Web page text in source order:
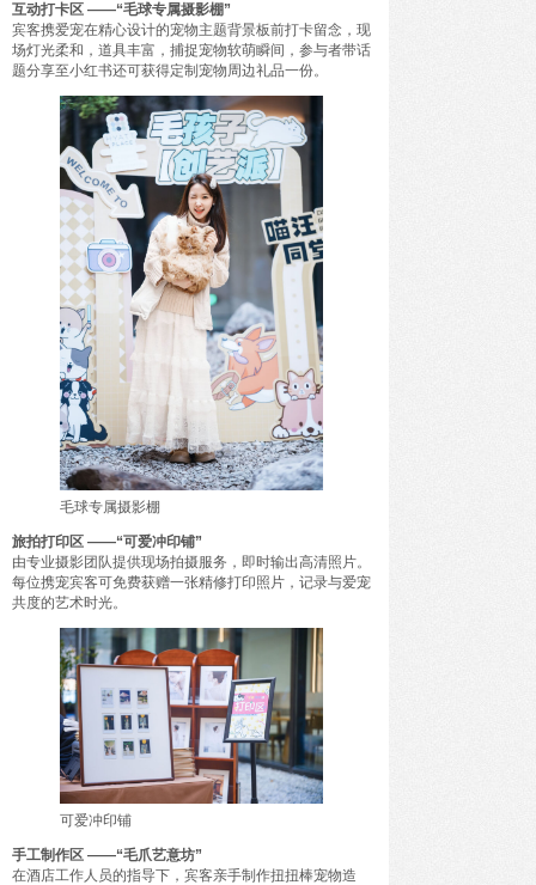
互动打卡区 ——“毛球专属摄影棚”
宾客携爱宠在精心设计的宠物主题背景板前打卡留念，现
场灯光柔和，道具丰富，捕捉宠物软萌瞬间，参与者带话
题分享至小红书还可获得定制宠物周边礼品一份。
毛球专属摄影棚
旅拍打印区 ——“可爱冲印铺”
由专业摄影团队提供现场拍摄服务，即时输出高清照片。
每位携宠宾客可免费获赠一张精修打印照片，记录与爱宠
共度的艺术时光。
可爱冲印铺
手工制作区 ——“毛爪艺意坊”
在酒店工作人员的指导下，宾客亲手制作扭扭棒宠物造